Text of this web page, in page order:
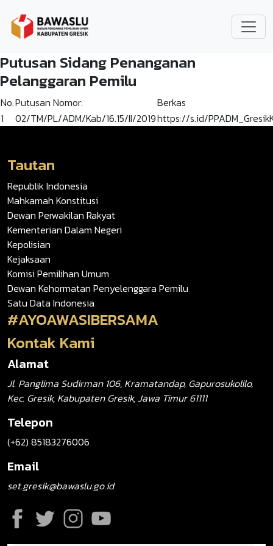
Putusan Sidang Penanganan
Pelanggaran Pemilu
No.Putusan Nomor:
Berkas
1
02/TM/PL/ADM/Kab/16.15/II/2019https://s.id/
Tautan
Republik Indonesia
Mahkamah Konstitusi
Dewan Perwakilan Rakyat
Kementerian Dalam Negeri
Kepolisian
Kejaksaan
Komisi Pemilihan Umum
Dewan Kehormatan Penyelenggara Pemilu
Satu Data Indonesia
#AYOAWASIBERSAMA
Kontak Kami
Alamat
Jl. Panglima Sudirman 106, Kramatandap, Gapurosukolilo,
Kec. Gresik, Kabupaten Gresik, Jawa Timur 61111
Telepon
(+62) 85183276006
Email
set.gresik@bawaslu.go.id